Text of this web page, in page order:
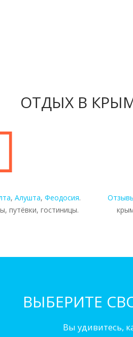
ОТДЫХ В
, Алушта, Феодосия.
путёвки, гостиницы.
ВЫБЕРИТЕ
Вы удивитесь,